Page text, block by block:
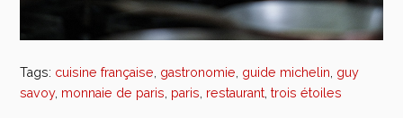
Tags: cuisine française gastronomie guide michelin guy
savoy, monnaie de paris paris restaurant ,trois étoiles